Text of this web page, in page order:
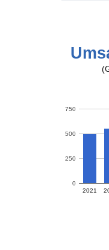
2021
0
250
500
750